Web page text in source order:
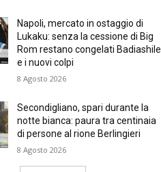
Napoli, mercato in ostaggio di
Lukaku: senza la cessione di Big
Rom restano congelati Badiashile
e i nuovi colpi
8 Agosto 2026
Secondigliano, spari durante la
notte bianca: paura tra centinaia
di persone al rione Berlingieri
8 Agosto 2026